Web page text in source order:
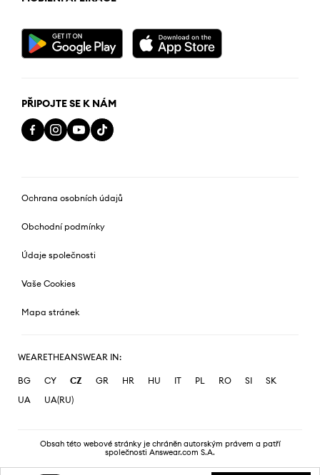
PŘIPOJTE SE K NÁM
Ochrana osobních údajů
Obchodní podmínky
Údaje společnosti
Vaše Cookies
Mapa stránek
WEARETHEANSWEAR IN:
BG CY CZ GR HR HU IT PL RO SI
SK
UA
UA(RU)
Obsah této webové stránky je chráněn autorským právem a patří
společnosti Answear.com S.A.